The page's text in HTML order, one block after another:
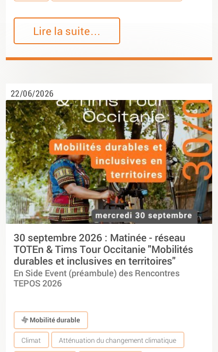
Lire la suite…
22/06/2026
30 septembre 2026 : Matinée - réseau
TOTEn & Tims Tour Occitanie "Mobilités
durables et inclusives en territoires"
En Side Event (préambule) des Rencontres
TEPOS 2026
Mobilité durable
Climat Atténuation du changement climatique